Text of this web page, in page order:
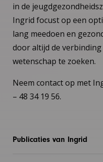
in de
Ingrid focust op een
lang meedoen en
door altijd de
wetenschap te zoeken.
Neem contact op met
– 48 34 19 56.
Publicaties van Ingrid